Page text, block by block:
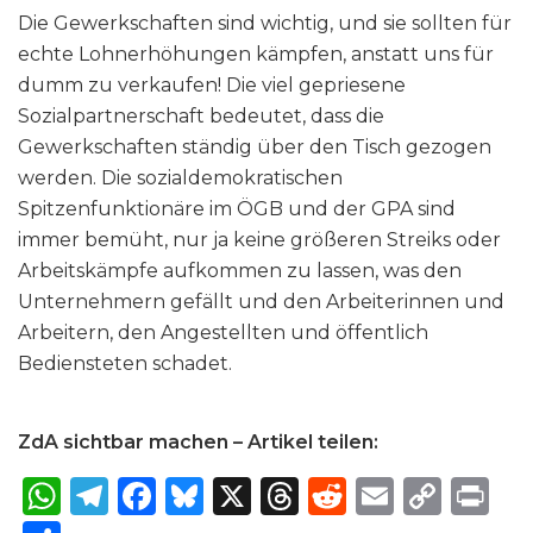
Die Gewerkschaften sind wichtig, und sie sollten für
echte Lohnerhöhungen kämpfen, anstatt uns für
dumm zu verkaufen! Die viel gepriesene
Sozialpartnerschaft bedeutet, dass die
Gewerkschaften ständig über den Tisch gezogen
werden. Die sozialdemokratischen
Spitzenfunktionäre im ÖGB und der GPA sind
immer bemüht, nur ja keine größeren Streiks oder
Arbeitskämpfe aufkommen zu lassen, was den
Unternehmern gefällt und den Arbeiterinnen und
Arbeitern, den Angestellten und öffentlich
Bediensteten schadet.
ZdA sichtbar machen – Artikel teilen:
W T
F
B X
T
R
E
C